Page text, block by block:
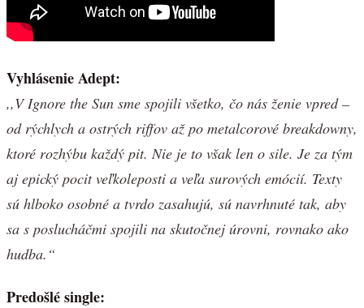
Vyhlásenie Adept:
,,V Ignore the Sun sme spojili všetko, čo nás ženie vpred –
od rýchlych a ostrých riffov až po metalcorové breakdowny,
ktoré rozhýbu každý pit. Nie je to však len o sile. Je za tým
aj epický pocit veľkoleposti a veľa surových emócií. Texty
sú hlboko osobné a tvrdo zasahujú, sú navrhnuté tak, aby
sa s poslucháčmi spojili na skutočnej úrovni, rovnako ako
hudba.“
Predošlé single: